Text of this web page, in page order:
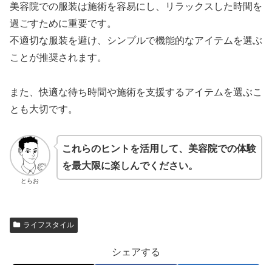
美容院での服装は施術を容易にし、リラックスした時間を
過ごすために重要です。
不適切な服装を避け、シンプルで機能的なアイテムを選ぶ
ことが推奨されます。
また、快適な待ち時間や施術を支援するアイテムを選ぶこ
とも大切です。
とらお
これらのヒントを活用して、美容院での体験
を最大限に楽しんでください。
ライフスタイル
シェアする